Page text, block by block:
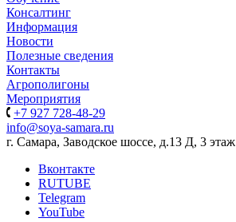
Консалтинг
Информация
Новости
Полезные сведения
Контакты
Агрополигоны
Мероприятия
+7 927 728-48-29
info@soya-samara.ru
г. Самара, Заводское шоссе, д.13 Д, 3 этаж
Вконтакте
RUTUBE
Telegram
YouTube